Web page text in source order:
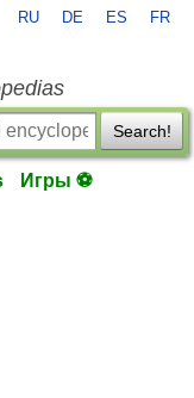
RU DE ES FR
Search!
Игры ⚽